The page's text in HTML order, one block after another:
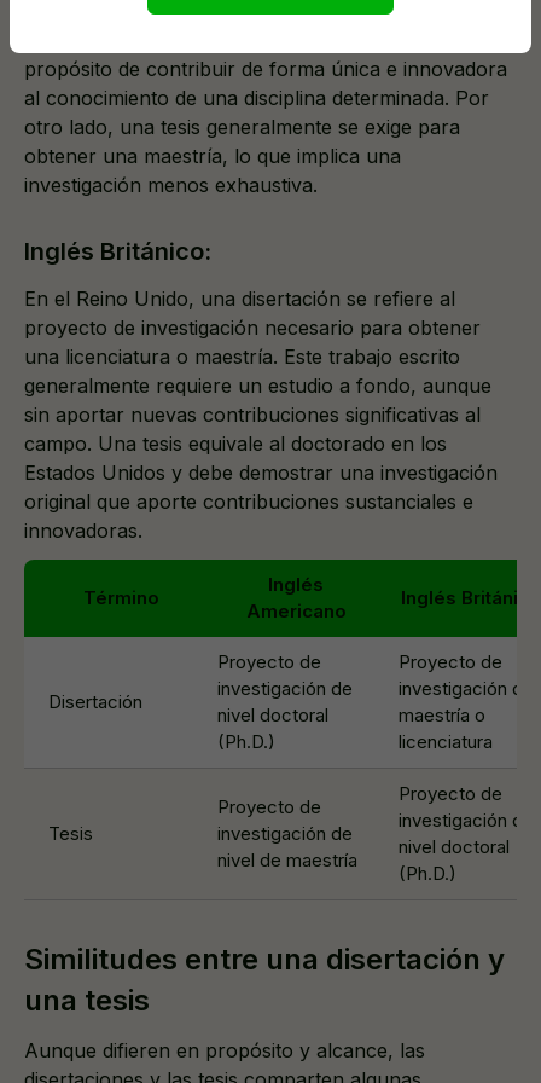
disertación para obtener un doctorado. Su
propósito de contribuir de forma única e innovadora
al conocimiento de una disciplina determinada. Por
otro lado, una tesis generalmente se exige para
obtener una maestría, lo que implica una
investigación menos exhaustiva.
Inglés Británico:
En el Reino Unido, una disertación se refiere al
proyecto de investigación necesario para obtener
una licenciatura o maestría. Este trabajo escrito
generalmente requiere un estudio a fondo, aunque
sin aportar nuevas contribuciones significativas al
campo. Una tesis equivale al doctorado en los
Estados Unidos y debe demostrar una investigación
original que aporte contribuciones sustanciales e
innovadoras.
Término
Inglés
Americano
Inglés Británico
Disertación
Proyecto de
investigación de
nivel doctoral
(Ph.D.)
Proyecto de
investigación de
maestría o
licenciatura
Tesis
Proyecto de
investigación de
nivel de maestría
Proyecto de
investigación de
nivel doctoral
(Ph.D.)
Similitudes entre una disertación y
una tesis
Aunque difieren en propósito y alcance, las